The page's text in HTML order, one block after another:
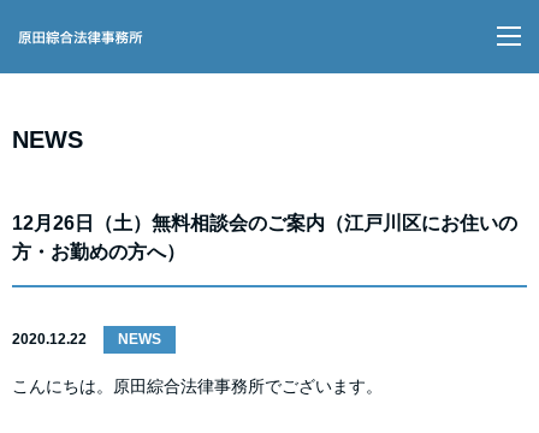
NEWS
12月26日（土）無料相談会のご案内（江戸川区にお住いの
方・お勤めの方へ）
2020.12.22 NEWS
こんにちは。原田綜合法律事務所でございます。